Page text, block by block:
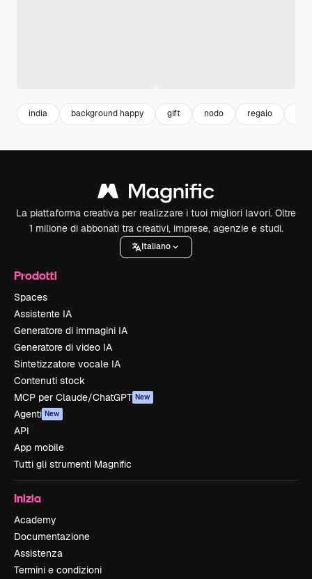
india background happy gift nodo regalo
La piattaforma creativa per realizzare i tuoi migliori lavori. Oltre
1 milione di abbonati tra creativi, imprese, agenzie e studi.
Italiano
Prodotti
Spaces
Assistente IA
Generatore di immagini IA
Generatore di video IA
Sintetizzatore vocale IA
Contenuti stock
MCP per Claude/ChatGPT New
Agenti New
API
App mobile
Tutti gli strumenti Magnific
Inizia
Academy
Documentazione
Assistenza
Termini e condizioni